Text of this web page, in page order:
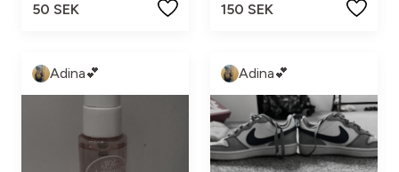
50 SEK
150 SEK
Adina💕 Adina💕